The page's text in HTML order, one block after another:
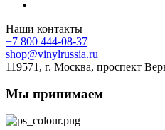
Наши контакты
+7 800 444-08-37
shop@vinylrussia.ru
119571, г. Москва, проспект
Мы принимаем